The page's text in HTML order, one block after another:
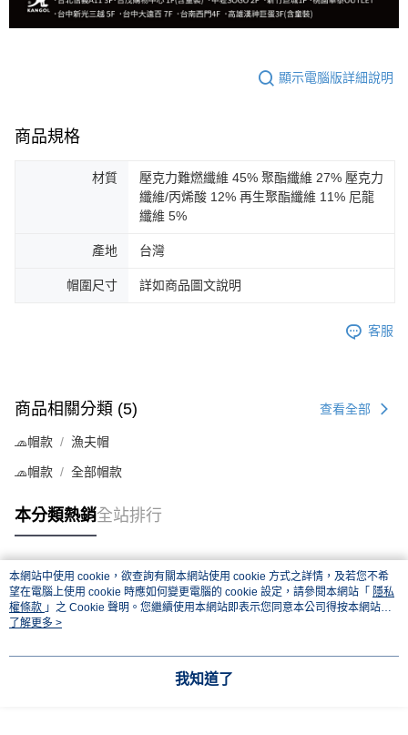
顯示電腦版詳細說明
商品規格
材質
壓克力難燃纖維 45% 聚酯纖維 27% 壓克力
纖維/丙烯酸 12% 再生聚酯纖維 11% 尼龍
纖維 5%
產地 台灣
帽圍尺寸 詳如商品圖文說明
客服
商品相關分類 (5) 查看全部
🧢帽款 漁夫帽
🧢帽款 全部帽款
本分類熱銷全站排行
熱門標籤
本網站中使用 cookie，欲查詢有關本網站使用 cookie 方式之詳情，及若您不希
望在電腦上使用 cookie 時應如何變更電腦的 cookie 設定，請參閱本網站「 隱私
權條款 」之 Cookie 聲明。您繼續使用本網站即表示您同意本公司得按本網站使
用條款之 Cookie 聲明使用 cookie。
了解更多 >
我知道了